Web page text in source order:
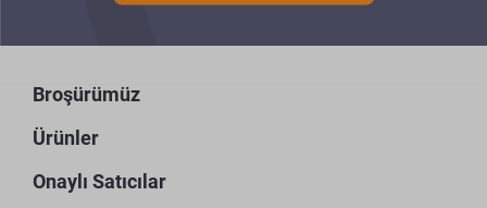
Broşürümüz
Ürünler
Onaylı Satıcılar